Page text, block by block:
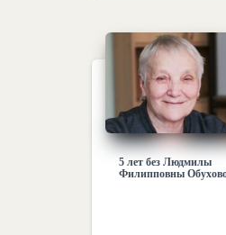
5 лет без Людмилы
Филипповны